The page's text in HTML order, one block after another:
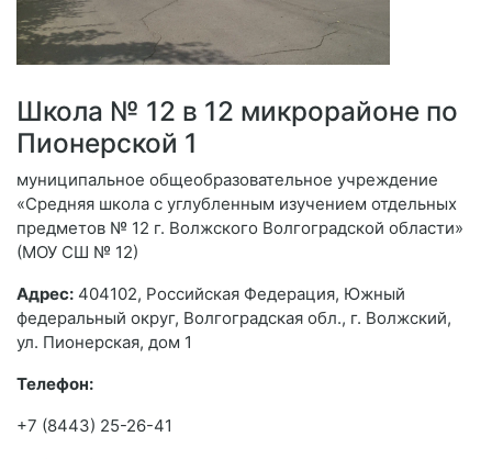
Школа № 12 в 12 микрорайоне по
Пионерской 1
муниципальное общеобразовательное учреждение
«Средняя школа с углубленным изучением отдельных
предметов № 12 г. Волжского Волгоградской области»
(МОУ СШ № 12)
Адрес: 404102, Российская Федерация, Южный
федеральный округ, Волгоградская обл., г. Волжский,
ул. Пионерская, дом 1
Телефон:
+7 (8443) 25-26-41